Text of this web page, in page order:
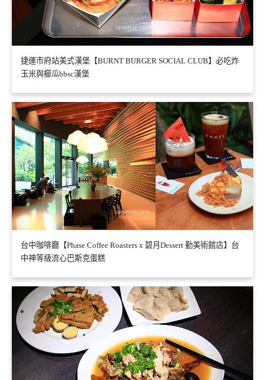
捷運市府站美式漢堡【BURNT BURGER SOCIAL CLUB】必吃炸
玉米與櫛瓜bbsc漢堡
台中咖啡廳【Phase Coffee Roasters x 碧月Dessert 勤美術館店】台
中神等級流心巴斯克蛋糕